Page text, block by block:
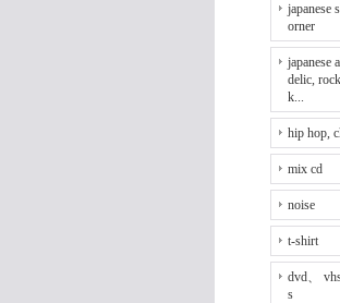
japanese
orner
japanese
delic,
k...
hip hop,
mix cd
noise
t-shirt
dvd、
s